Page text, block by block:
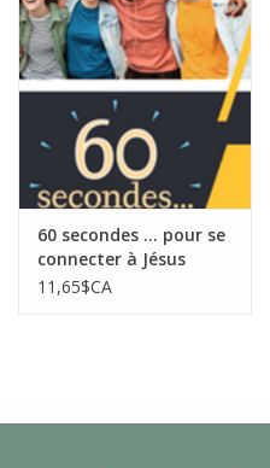
60 secondes ... pour se
connecter à Jésus
11,65$CA